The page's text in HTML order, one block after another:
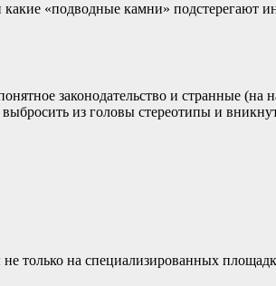
«подводные камни»
законодательство и странные
из головы стереотипы и
только на специализированных